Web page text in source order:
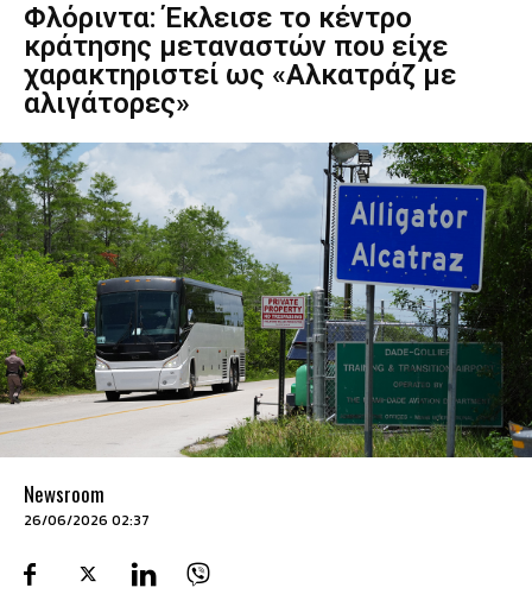
Φλόριντα: Έκλεισε το κέντρο
κράτησης μεταναστών που είχε
χαρακτηριστεί ως «Αλκατράζ με
αλιγάτορες»
Newsroom
26/06/2026 02:37